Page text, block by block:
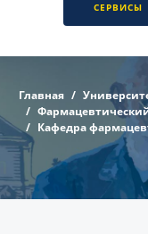
СЕРВИСЫ
Главная
Кафедра